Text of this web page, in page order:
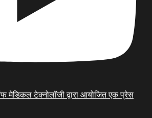
टेक्नोलॉजी द्वारा आयोजित एक प्रेस